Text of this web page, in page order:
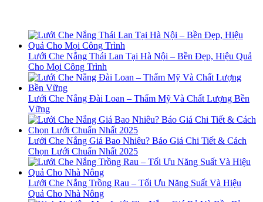
Lưới Che Nắng Thái Lan Tại Hà Nội – Bền Đẹp, Hiệu Quả
Cho Mọi Công Trình
Lưới Che Nắng Đài Loan – Thẩm Mỹ Và Chất Lượng Bền
Vững
Lưới Che Nắng Giá Bao Nhiêu? Báo Giá Chi Tiết & Cách
Chọn Lưới Chuẩn Nhất 2025
Lưới Che Nắng Trồng Rau – Tối Ưu Năng Suất Và Hiệu
Quả Cho Nhà Nông